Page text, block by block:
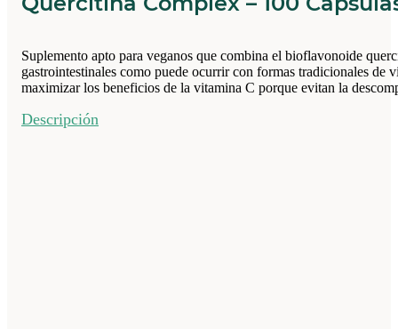
Suplemento apto para veganos que combina el bioflavonoide
gastrointestinales como puede ocurrir con formas tradicionales
maximizar los beneficios de la vitamina C porque evitan la
Descripción